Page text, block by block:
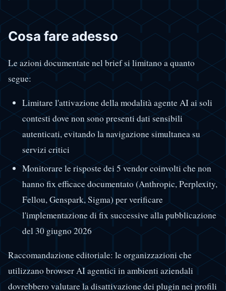
Cosa fare adesso
Le azioni documentate nel brief si limitano a quanto
segue:
Limitare l'attivazione della modalità agente AI ai soli
contesti dove non sono presenti dati sensibili
autenticati, evitando la navigazione simultanea su
servizi critici
Monitorare le risposte dei 5 vendor coinvolti che non
hanno fix efficace documentato (Anthropic, Perplexity,
Fellou, Genspark, Sigma) per verificare
l'implementazione di fix successive alla pubblicazione
del 30 giugno 2026
Raccomandazione editoriale: le organizzazioni che
utilizzano browser AI agentici in ambienti aziendali
dovrebbero valutare la disattivazione dei plugin nei profili